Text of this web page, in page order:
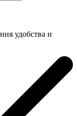
удобства и